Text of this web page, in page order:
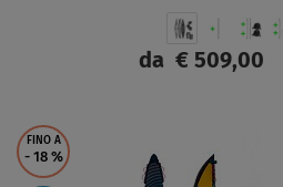
da € 509,00
FINO A
- 18 %